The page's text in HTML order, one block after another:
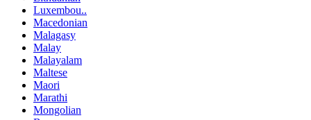
Luxembou..
Macedonian
Malagasy
Malay
Malayalam
Maltese
Maori
Marathi
Mongolian